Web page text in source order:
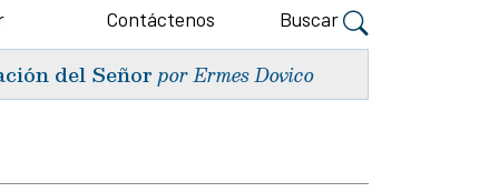
Contáctenos Buscar
del Señor por Ermes Dovico